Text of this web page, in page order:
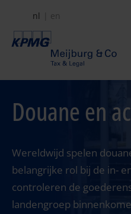
naar
Secundair
menu
nl en
Douane en
Wereldwijd spelen
belangrijke rol bij de in-
controleren de
landengroep